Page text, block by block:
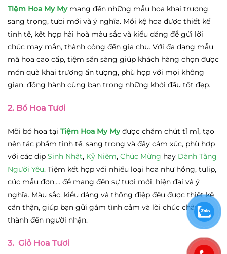
Tiệm Hoa My Mymang đến những mẫu hoa khai trương
sang trọng, tươi mới và ý nghĩa. Mỗi kệ hoa được thiết kế
tinh tế, kết hợp hài hoà màu sắc và kiểu dáng để gửi lời
chúc may mắn, thành công đến gia chủ. Với đa dạng mẫu
mã hoa cao cấp, tiệm sẵn sàng giúp khách hàng chọn được
món quà khai trương ấn tượng, phù hợp với mọi không
gian, đồng hành cùng bạn trong những khởi đầu tốt đẹp.
2. Bó Hoa Tươi
Mỗi bó hoa tại Tiệm Hoa My My được chăm chút tỉ mỉ, tạo
nên tác phẩm tinh tế, sang trọng và đầy cảm xúc, phù hợp
với các dịp Sinh Nhật, Kỷ Niệm, Chúc Mừng hay Dành Tặng
Người Yêu. Tiệm kết hợp với nhiều loại hoa như hồng, tulip,
cúc mẫu đơn,… để mang đến sự tươi mới, hiện đại và ý
nghĩa. Màu sắc, kiểu dáng và thông điệp đều được thiết kế
cẩn thận, giúp bạn gửi gắm tình cảm và lời chúc chân
thành đến người nhận.
3. Giỏ Hoa Tươi